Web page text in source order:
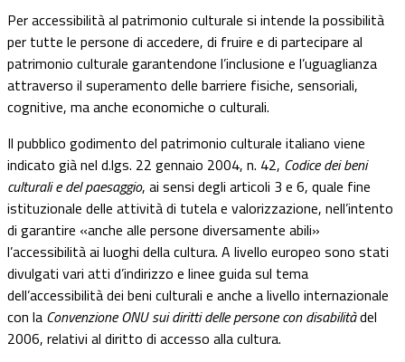
Per accessibilità al patrimonio culturale si intende la possibilità
per tutte le persone di accedere, di fruire e di partecipare al
patrimonio culturale garantendone l’inclusione e l’uguaglianza
attraverso il superamento delle barriere fisiche, sensoriali,
cognitive, ma anche economiche o culturali.
Il pubblico godimento del patrimonio culturale italiano viene
indicato già nel d.lgs. 22 gennaio 2004, n. 42, Codice dei beni
culturali e del paesaggio, ai sensi degli articoli 3 e 6, quale fine
istituzionale delle attività di tutela e valorizzazione, nell’intento
di garantire «anche alle persone diversamente abili»
l’accessibilità ai luoghi della cultura. A livello europeo sono stati
divulgati vari atti d’indirizzo e linee guida sul tema
dell’accessibilità dei beni culturali e anche a livello internazionale
con la Convenzione ONU sui diritti delle persone con disabilitàdel
2006, relativi al diritto di accesso alla cultura.